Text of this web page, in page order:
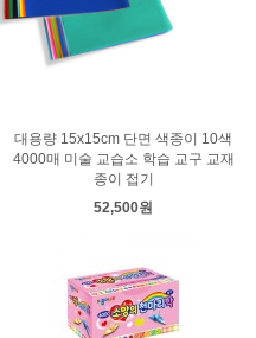
대용량 15x15cm 단면 색종이 10색
4000매 미술 교습소 학습 교구 교재
종이 접기
52,500원